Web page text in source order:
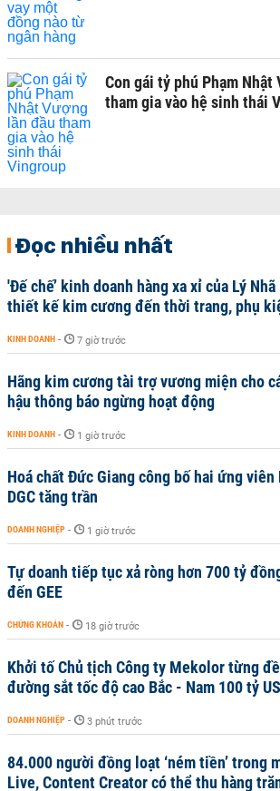
Con gái tỷ phú Phạm Nhật
tham gia vào hệ sinh thái
Đọc nhiều nhất
'Đế chế’ kinh doanh hàng xa xỉ của Lý
thiết kế kim cương đến thời trang, phụ
KINH DOANH - 7 giờ trước
Hãng kim cương tài trợ vương miện cho
hậu thông báo ngừng hoạt động
KINH DOANH - 1 giờ trước
Hoá chất Đức Giang công bố hai ứng viên
DGC tăng trần
DOANH NGHIỆP - 1 giờ trước
Tự doanh tiếp tục xả ròng hơn 700 tỷ
đến GEE
CHỨNG KHOÁN - 18 giờ trước
Khởi tố Chủ tịch Công ty Mekolor từng
đường sắt tốc độ cao Bắc - Nam 100 tỷ
DOANH NGHIỆP - 3 phút trước
84.000 người đồng loạt ‘ném tiền’ trong
Live, Content Creator có thể thu hàng